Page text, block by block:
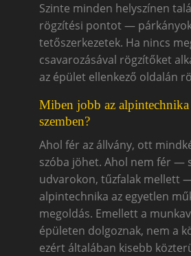
Szinte minden helyszínen
rögzítési pontot —
tetőszerkezetek. Ha nincs
csavarozásával rögzítőket
az épület ellenkező oldalán
Miben jobb az alpintechnika
szemben?
Ahol fér az állvány, ott
szóba jöhet. Ahol nem fér —
udvarokon, tűzfalak mellett
alpintechnika az egyetlen
megoldás. Emellett a
épületen dolgoznak, nem a
ezért általában kisebb